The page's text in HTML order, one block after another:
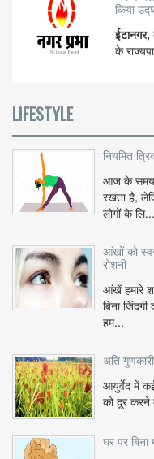
किया
के
LIFESTYLE
नियमित
आज के समय
रखता है,
लोगों के लि...
आंखों को
रोशनी
आंखें हमारे
बिना
हम...
अति
आयुर्वेद में
को दूर करने
घर पर